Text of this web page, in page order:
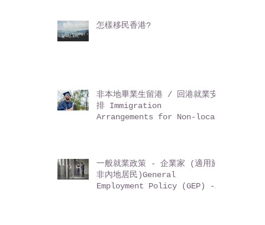
怎樣移民香港?
非本地畢業生留港 / 回港就業安
排 Immigration
Arrangements for Non-local
一般就業政策 - 企業家 (適用於
非內地居民)General
Employment Policy (GEP) -